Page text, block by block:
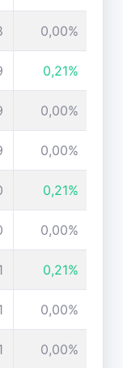
0,00%
0,21%
0,00%
0,00%
0,21%
0,00%
0,21%
0,00%
0,00%